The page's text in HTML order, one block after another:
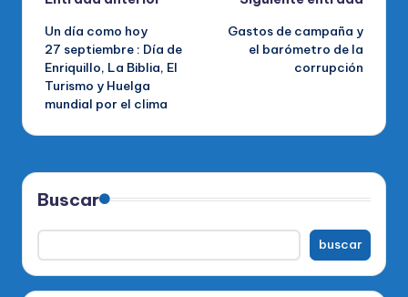
de
entradas
Un día como hoy
27 septiembre : Día de
Enriquillo, La Biblia, El
Turismo y Huelga
mundial por el clima
Gastos de campaña y
el barómetro de la
corrupción
Buscar
buscar